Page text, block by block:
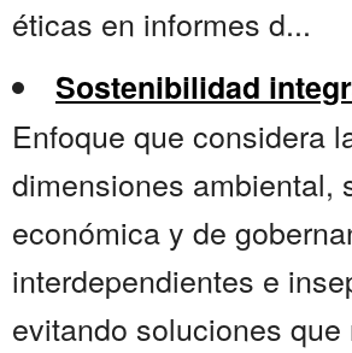
éticas en informes d...
Sostenibilidad
Enfoque que considera
dimensiones ambiental,
económica y de
interdependientes e
evitando soluciones